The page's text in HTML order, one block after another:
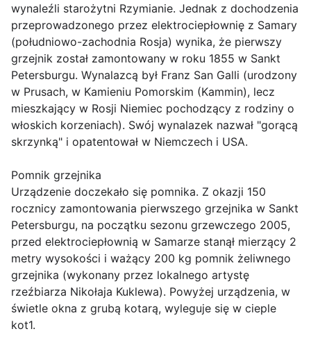
wynaleźli starożytni Rzymianie. Jednak z dochodzenia
przeprowadzonego przez elektrociepłownię z Samary
(południowo-zachodnia Rosja) wynika, że pierwszy
grzejnik został zamontowany w roku 1855 w Sankt
Petersburgu. Wynalazcą był Franz San Galli (urodzony
w Prusach, w Kamieniu Pomorskim (Kammin), lecz
mieszkający w Rosji Niemiec pochodzący z rodziny o
włoskich korzeniach). Swój wynalazek nazwał "gorącą
skrzynką" i opatentował w Niemczech i USA.
Pomnik grzejnika
Urządzenie doczekało się pomnika. Z okazji 150
rocznicy zamontowania pierwszego grzejnika w Sankt
Petersburgu, na początku sezonu grzewczego 2005,
przed elektrociepłownią w Samarze stanął mierzący 2
metry wysokości i ważący 200 kg pomnik żeliwnego
grzejnika (wykonany przez lokalnego artystę
rzeźbiarza Nikołaja Kuklewa). Powyżej urządzenia, w
świetle okna z grubą kotarą, wyleguje się w cieple
kot1.